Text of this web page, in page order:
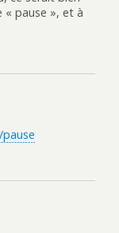
« pause », et à